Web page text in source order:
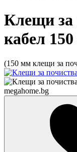
Клещи за
кабел
(150 мм клещи за